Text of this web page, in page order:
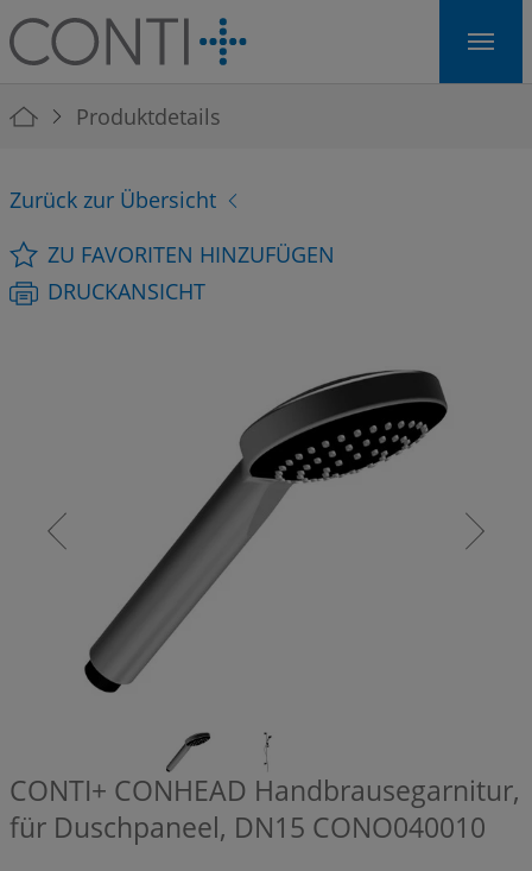
Skip to main navigation
Skip to main content
Skip to page footer
You are here:
Produktdetails
Zurück zur Übersicht
ZU FAVORITEN HINZUFÜGEN
DRUCKANSICHT
CONTI+ CONHEAD Handbrausegarnitur,
für Duschpaneel, DN15 CONO040010